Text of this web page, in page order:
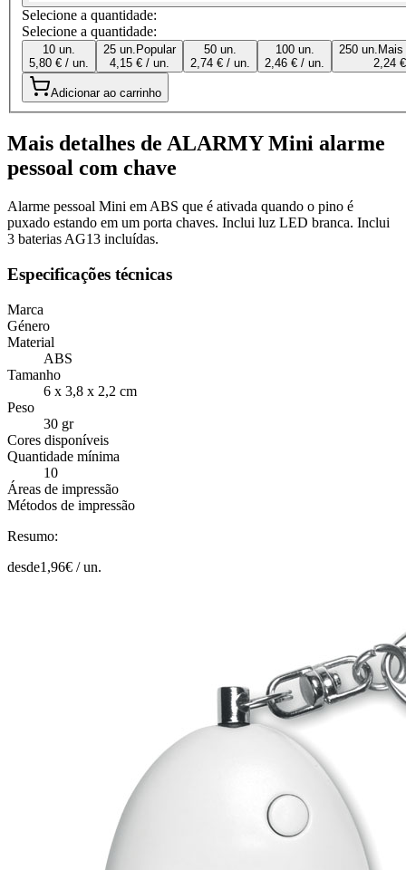
Selecione a quantidade:
Selecione a quantidade:
10 un.
5,80 € / un.
25 un. Popular
4,15 € / un.
50 un.
2,74 € / un.
100 un.
2,46 € / un.
250 un.
2,24
Adicionar ao carrinho
Mais detalhes de ALARMY Mini alarme
pessoal com chave
Alarme pessoal Mini em ABS que é ativada quando o pino é
puxado estando em um porta chaves. Inclui luz LED branca. Inclui
3 baterias AG13 incluídas.
Especificações técnicas
Marca
Género
Material
ABS
Tamanho
6 x 3,8 x 2,2 cm
Peso
30 gr
Cores disponíveis
Quantidade mínima
10
Áreas de impressão
Métodos de impressão
Resumo:
desde1,96€ /un.